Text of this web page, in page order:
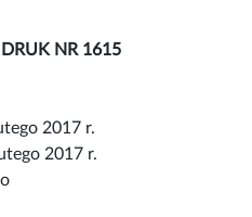
NR 1615
2017 r.
2017 r.